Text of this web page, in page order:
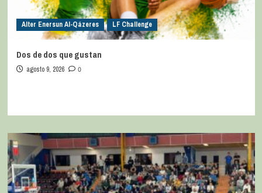
Alter Enersun Al-Qázeres LF Challenge
Dos de dos que gustan
agosto 9, 2026 0